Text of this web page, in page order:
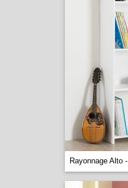
Rayonnage Alto -